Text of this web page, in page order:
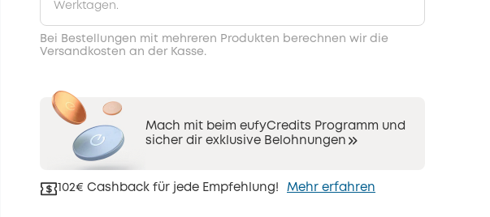
Werktagen.
Bei Bestellungen mit mehreren Produkten berechnen wir die
Versandkosten an der Kasse.
Mach mit beim eufyCredits Programm und
sicher dir exklusive Belohnungen
102€ Cashback für jede Empfehlung! Mehr erfahren